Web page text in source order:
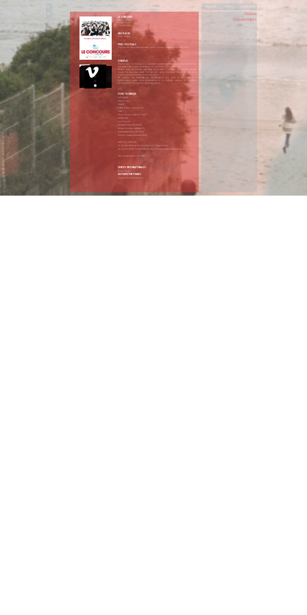
LE CONCOURS
2017 - France
2h02 - 1,77
Visa 140 082
UN FILM DE
Claire Simon
PRIX / FESTIVALS
Lion du Meilleur Documentaire sur le Cinéma / Mostra de Venise 2016
…
SYNOPSIS
C'est le jour du concours. Les aspirants cinéastes franchissent le lourd portail de
la grande école pour la première, et peut-être, la dernière fois.
Chacun rêve de cinéma, mais aussi de réussite. Tous les espoirs sont permis,
toutes les angoisses aussi. Les jeunes gens rêvent et doutent. Les jurés
s'interrogent et cherchent leurs héritiers.
De l'arrivée des candidats aux délibérations des jurés, le film explore la
confrontation entre deux générations et le difficile parcours de sélection
qu'organisent nos sociétés contemporaines.
…
FICHE TECHNIQUE
SCÉNARIO
Claire Simon
IMAGE
Claire Simon, Aurélien Py
SON
Olivier Hespel, Nathalie Vidal
MONTAGE
Luc Forveille
PRODUCTEUR DÉLÉGUÉ
Arnaud Dommerc (ANDOLFI)
COPRODUCTEUR DÉLÉGUÉ
Michèle Casalta (MOUVEMENT)
AVEC LE SOUTIEN
du Centre National du Cinéma et de l'Image animée
de la Collectivité Territoriale de Cors - Fonds d’aide à la production
Avec la participation de CINE +
…
VENTES INTERNATIONALES
Wide House
DISTRIBUTION FRANCE
Sophie Dulac Distribution
Fictions
Documentaires
© andolfi 2019